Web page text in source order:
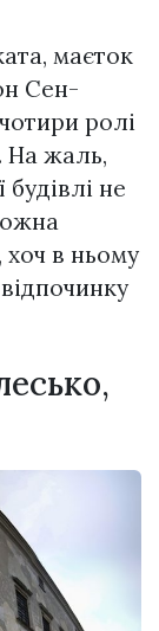
маєток
Сен-
ролі
На жаль,
будівлі не
хоч в ньому